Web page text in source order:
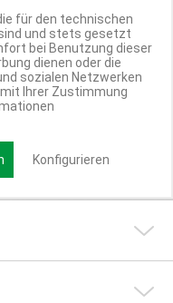
für den technischen
und stets gesetzt
bei Benutzung dieser
dienen oder die
sozialen Netzwerken
Ihrer Zustimmung
Konfigurieren